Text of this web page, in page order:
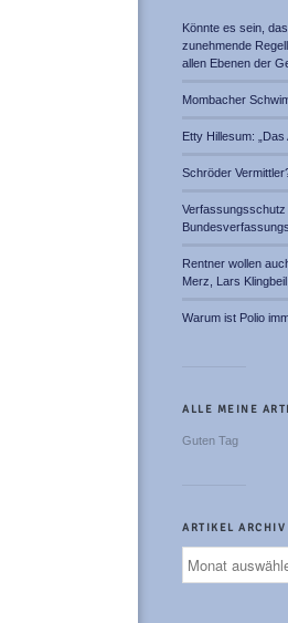
Könnte es sein,
zunehmende
allen Ebenen der
Mombacher
Etty Hillesum:
Schröder
Rentner wollen
Merz, Lars
Warum ist Polio
ALLE MEINE
Guten Tag
ARTIKEL ARCHIV
Artikel
Archiv